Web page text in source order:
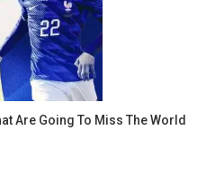
Are Going To Miss The World